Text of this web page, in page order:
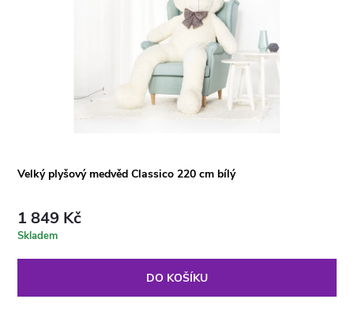
Velký plyšový medvěd Classico 220 cm bílý
1 849 Kč
Skladem
DO KOŠÍKU